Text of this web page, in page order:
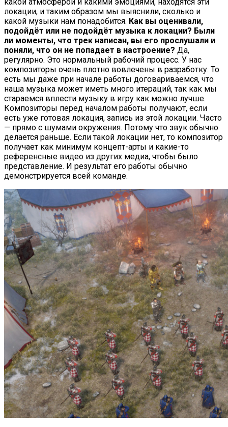
локации, и таким образом мы выяснили, сколько и
какой музыки нам понадобится. Как вы оценивали,
подойдёт или не подойдёт музыка к локации? Были
ли моменты, что трек написан, вы его прослушали и
поняли, что он не попадает в настроение? Да,
регулярно. Это нормальный рабочий процесс. У нас
композиторы очень плотно вовлечены в разработку. То
есть мы даже при начале работы договариваемся, что
наша музыка может иметь много итераций, так как мы
стараемся вплести музыку в игру как можно лучше.
Композиторы перед началом работы получают, если
есть уже готовая локация, запись из этой локации. Часто
— прямо с шумами окружения. Потому что звук обычно
делается раньше. Если такой локации нет, то композитор
получает как минимум концепт-арты и какие-то
референсные видео из других медиа, чтобы было
представление. И результат его работы обычно
демонстрируется всей команде.